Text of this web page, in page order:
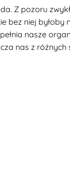
Z pozoru
bez niej byłoby
nasze
nas z różnych